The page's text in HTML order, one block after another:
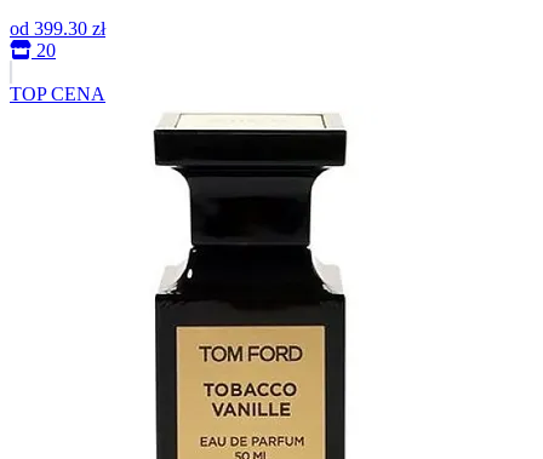
od 399.30 zł
20
TOP CENA